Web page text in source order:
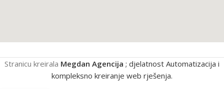
Stranicu kreirala Megdan Agencija ; djelatnost Automatizacija i
kompleksno kreiranje web rješenja.